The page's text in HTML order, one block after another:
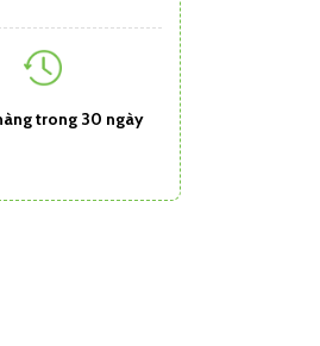
trong 30 ngày